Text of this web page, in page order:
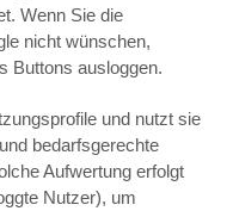
Wenn Sie die
nicht wünschen,
Buttons ausloggen.
und nutzt sie
bedarfsgerechte
Aufwertung erfolgt
Nutzer), um